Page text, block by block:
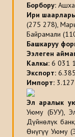
Борбору:
Ири
(275 278),
Байрамали
Башкаруу
Ээлеген
Калкы: 6 031
Экспорт:
Импорт:
Эл аралык
Уюму (БУУ),
Дүйнөлүк
Өнүгүү Уюму